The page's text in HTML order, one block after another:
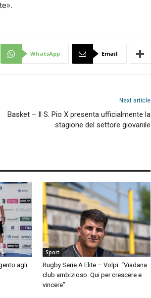
WhatsApp Email
Next article
Basket – Il S. Pio X presenta ufficialmente la
stagione del settore giovanile
agli
Sport
Rugby Serie A Elite – Volpi: “Viadana
club ambizioso. Qui per crescere e
vincere”